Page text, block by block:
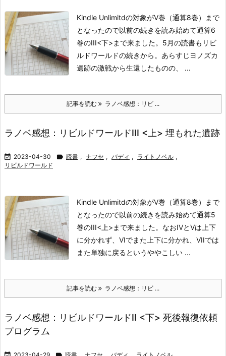
Kindle Unlimitdの対象がV巻（通算8巻）まで
となったので以前の続きを読み始めて通算6
巻のIII<下>まで来ました。5月の読書もリビ
ルドワールドの続きから。 あらすじ ヨノズカ
遺跡の激戦から生還したものの、 ...
記事を読む ラノベ感想：リビ ...
ラノベ感想：リビルドワールドIII <上> 埋もれた遺跡
 2023-04-30  読書 , ナフセ , バディ , ライトノベル ,
リビルドワールド
Kindle Unlimitdの対象がV巻（通算8巻）まで
となったので以前の続きを読み始めて通算5
巻のIII<上>まで来ました。なおIVとVは上下
に分かれず、VIでまた上下に分かれ、VIIでは
また単独に戻るというややこしい ...
記事を読む ラノベ感想：リビ ...
ラノベ感想：リビルドワールドII <下> 死後報復依頼
プログラム